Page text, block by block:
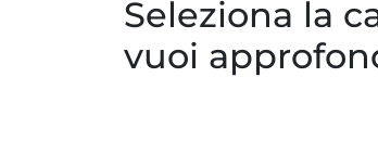
Seleziona la
vuoi